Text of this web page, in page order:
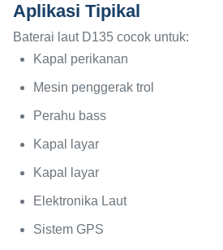
Aplikasi Tipikal
Baterai laut D135 cocok untuk:
Kapal perikanan
Mesin penggerak trol
Perahu bass
Kapal layar
Kapal layar
Elektronika Laut
Sistem GPS